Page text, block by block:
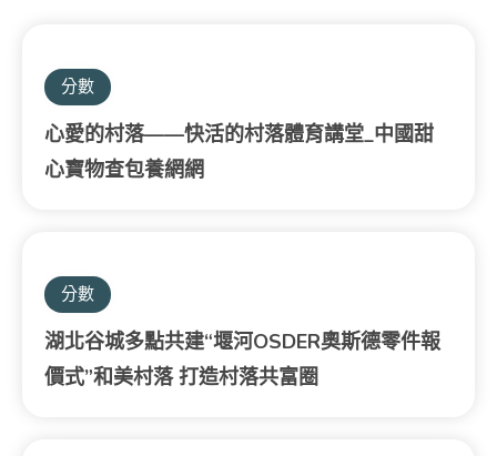
分數
心愛的村落——快活的村落體育講堂_中國甜
心寶物查包養網網
分數
湖北谷城多點共建“堰河OSDER奧斯德零件報
價式”和美村落 打造村落共富圈